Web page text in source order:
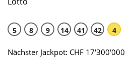
5 8 9 14 41 42 4
Nächster Jackpot: CHF 17'300'000